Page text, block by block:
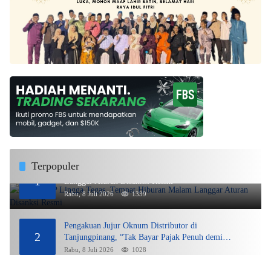
Terpopuler
1
DPMPTSP Lingga Tegas, Tempat Hiburan Malam
Langgar Aturan Disanksi Resmi
Rabu, 8 Juli 2026 1339
2
Pengakuan Jujur Oknum Distributor di
Tanjungpinang, “Tak Bayar Pajak Penuh demi
Untung”
Rabu, 8 Juli 2026 1028